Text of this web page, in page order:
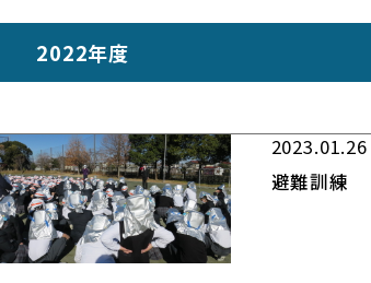
2022年度
2023.01.26
避難訓練